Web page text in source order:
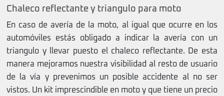
Chaleco reflectante y triangulo para moto
En caso de avería de la moto, al igual que ocurre en los
automóviles estás obligado a indicar la avería con un
triangulo y llevar puesto el chaleco reflectante. De esta
manera mejoramos nuestra visibilidad al resto de usuario
de la vía y prevenimos un posible accidente al no ser
vistos. Un kit imprescindible en moto y que tiene un precio